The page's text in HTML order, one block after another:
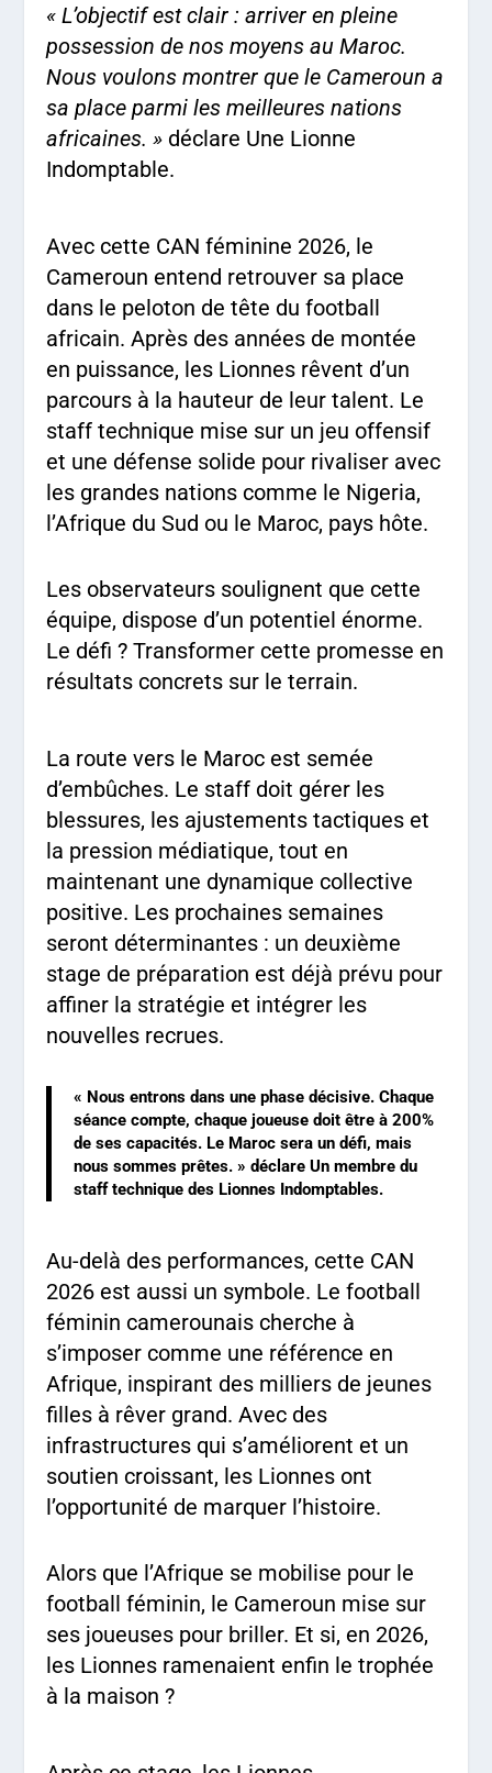
« L’objectif est clair : arriver en pleine
possession de nos moyens au Maroc.
Nous voulons montrer que le Cameroun a
sa place parmi les meilleures nations
africaines. » déclare Une Lionne
Indomptable.
Avec cette CAN féminine 2026, le
Cameroun entend retrouver sa place
dans le peloton de tête du football
africain. Après des années de montée
en puissance, les Lionnes rêvent d’un
parcours à la hauteur de leur talent. Le
staff technique mise sur un jeu offensif
et une défense solide pour rivaliser avec
les grandes nations comme le Nigeria,
l’Afrique du Sud ou le Maroc, pays hôte.
Les observateurs soulignent que cette
équipe, dispose d’un potentiel énorme.
Le défi ? Transformer cette promesse en
résultats concrets sur le terrain.
La route vers le Maroc est semée
d’embûches. Le staff doit gérer les
blessures, les ajustements tactiques et
la pression médiatique, tout en
maintenant une dynamique collective
positive. Les prochaines semaines
seront déterminantes : un deuxième
stage de préparation est déjà prévu pour
affiner la stratégie et intégrer les
nouvelles recrues.
« Nous entrons dans une phase décisive. Chaque
séance compte, chaque joueuse doit être à 200%
de ses capacités. Le Maroc sera un défi, mais
nous sommes prêtes. » déclare Un membre du
staff technique des Lionnes Indomptables.
Au-delà des performances, cette CAN
2026 est aussi un symbole. Le football
féminin camerounais cherche à
s’imposer comme une référence en
Afrique, inspirant des milliers de jeunes
filles à rêver grand. Avec des
infrastructures qui s’améliorent et un
soutien croissant, les Lionnes ont
l’opportunité de marquer l’histoire.
Alors que l’Afrique se mobilise pour le
football féminin, le Cameroun mise sur
ses joueuses pour briller. Et si, en 2026,
les Lionnes ramenaient enfin le trophée
à la maison ?